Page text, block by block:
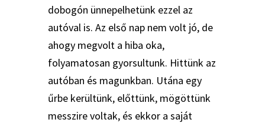
dobogón ünnepelhetünk ezzel az
autóval is. Az első nap nem volt jó, de
ahogy megvolt a hiba oka,
folyamatosan gyorsultunk. Hittünk az
autóban és magunkban. Utána egy
űrbe kerültünk, előttünk, mögöttünk
messzire voltak, és ekkor a saját